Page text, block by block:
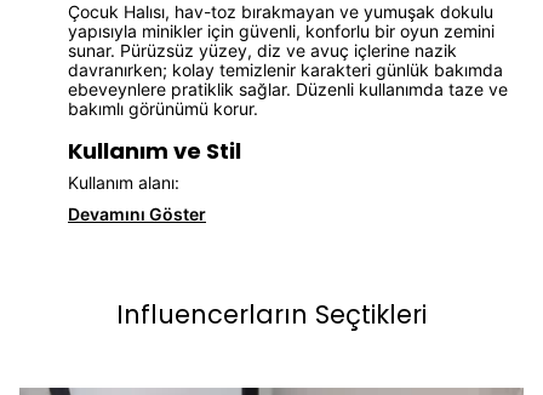
Çocuk Halısı, hav-toz bırakmayan ve yumuşak dokulu
yapısıyla minikler için güvenli, konforlu bir oyun zemini
sunar. Pürüzsüz yüzey, diz ve avuç içlerine nazik
davranırken; kolay temizlenir karakteri günlük bakımda
ebeveynlere pratiklik sağlar. Düzenli kullanımda taze ve
bakımlı görünümü korur.
Kullanım ve Stil
Kullanım alanı:
Devamını Göster
Influencerların Seçtikleri